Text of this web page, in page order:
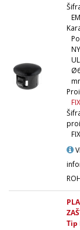
Tip